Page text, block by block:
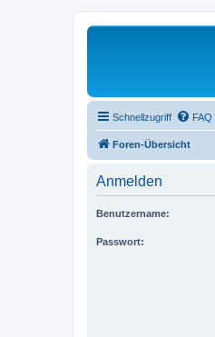
Schnellzugriff FAQ
Foren-Übersicht
Anmelden
Benutzername:
Passwort: